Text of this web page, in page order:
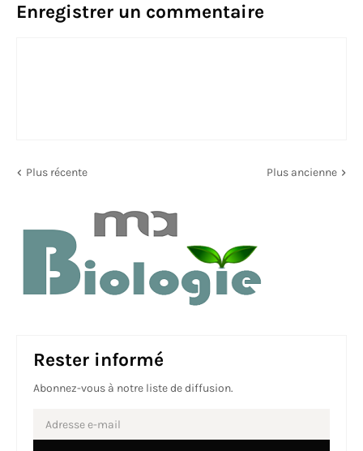
Enregistrer un commentaire
Plus récente Plus ancienne
Rester informé
Abonnez-vous à notre liste de diffusion.